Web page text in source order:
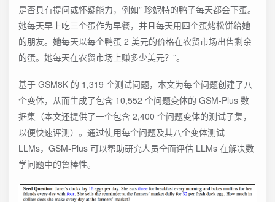
是否具有提问或怀疑能力，例如” 珍妮特的鸭子每天都会下蛋。
她每天早上吃三个蛋作为早餐，并且每天用四个蛋烤松饼给她
的朋友。她每天以每个鸭蛋 2 美元的价格在农贸市场出售剩余
的蛋。她每天在农贸市场上赚多少美元？”。
基于 GSM8K 的 1,319 个测试问题，本文为每个问题创建了八
个变体，从而生成了包含 10,552 个问题变体的 GSM-Plus 数
据集（本文还提供了一个包含 2,400 个问题变体的测试子集，
以便快速评测）。通过使用每个问题及其八个变体测试
LLMs，GSM-Plus 可以帮助研究人员全面评估 LLMs 在解决数
学问题中的鲁棒性。